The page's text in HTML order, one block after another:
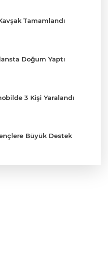
Tamamlandı
Doğum Yaptı
3 Kişi Yaralandı
Büyük Destek